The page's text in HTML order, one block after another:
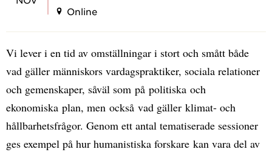
Online
Vi lever i en tid av omställningar i stort och smått både
vad gäller människors vardagspraktiker, sociala relationer
och gemenskaper, såväl som på politiska och
ekonomiska plan, men också vad gäller klimat- och
hållbarhetsfrågor. Genom ett antal tematiserade sessioner
ges exempel på hur humanistiska forskare kan vara del av